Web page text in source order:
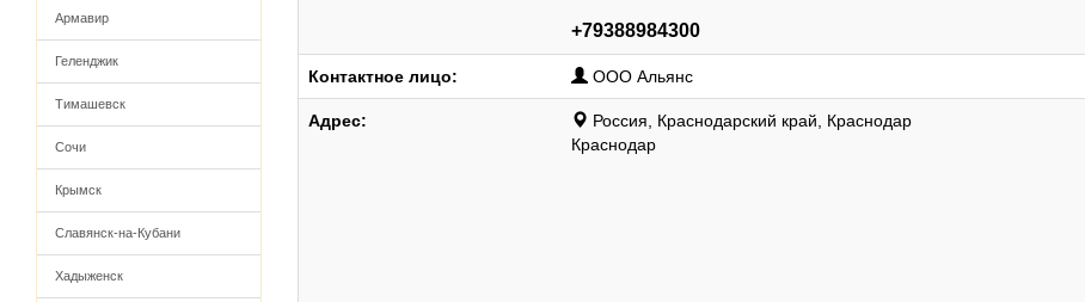
Армавир
Геленджик
Тимашевск
Сочи
Крымск
Славянск-на-Кубани
Хадыженск
+79388984300
Контактное лицо: ООО Альянс
Адрес:
Россия, Краснодарский край, Краснодар
Краснодар